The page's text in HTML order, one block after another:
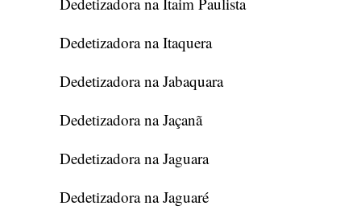
Dedetizadora na Itaquera
Dedetizadora na Jabaquara
Dedetizadora na Jaçanã
Dedetizadora na Jaguara
Dedetizadora na Jaguaré